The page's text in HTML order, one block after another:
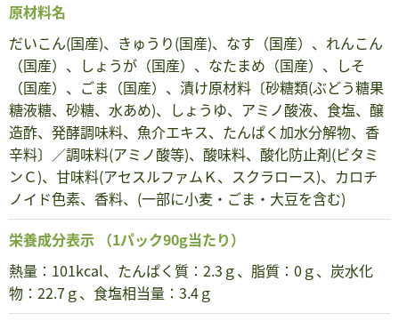
原材料名
だいこん(国産)、きゅうり(国産)、なす（国産）、れんこん
（国産）、しょうが（国産）、なたまめ（国産）、しそ
（国産）、ごま（国産）、漬け原材料〔砂糖類(ぶどう糖果
糖液糖、砂糖、水あめ)、しょうゆ、アミノ酸液、食塩、醸
造酢、発酵調味料、魚介エキス、たんぱく加水分解物、香
辛料〕／調味料(アミノ酸等)、酸味料、酸化防止剤(ビタミ
ンＣ)、甘味料(アセスルファムＫ、スクラロース)、カロチ
ノイド色素、香料、(一部に小麦・ごま・大豆を含む)
栄養成分表示 （1パック90g当たり）
熱量：101kcal、たんぱく質：2.3ｇ、脂質：0ｇ、炭水化
物：22.7ｇ、食塩相当量：3.4ｇ